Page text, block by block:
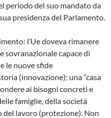
periodo del suo mandato da
presidenza del Parlamento.
l’Ue doveva rimanere
sovranazionale capace di
le nuove sfide
(innovazione); una “casa
ai bisogni concreti e
famiglie, della società
del lavoro (protezione). Non